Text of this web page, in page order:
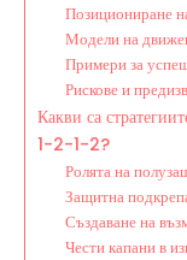
Позициониране
Модели на
Примери за
Рискове и
Какви са
1-2-1-2?
Ролята на
Защитна
Създаване на
Чести капани в